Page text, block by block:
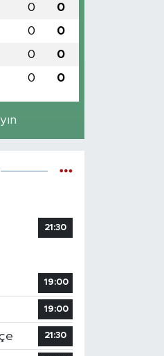
0 0
0 0
0 0
0 0
21:30
19:00
19:00
21:30